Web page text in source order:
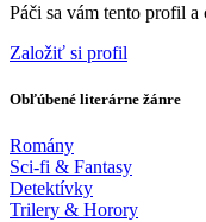
Páči sa vám tento profil
Založiť si profil
Obľúbené literárne žánre
Romány
Sci-fi & Fantasy
Detektívky
Trilery & Horory